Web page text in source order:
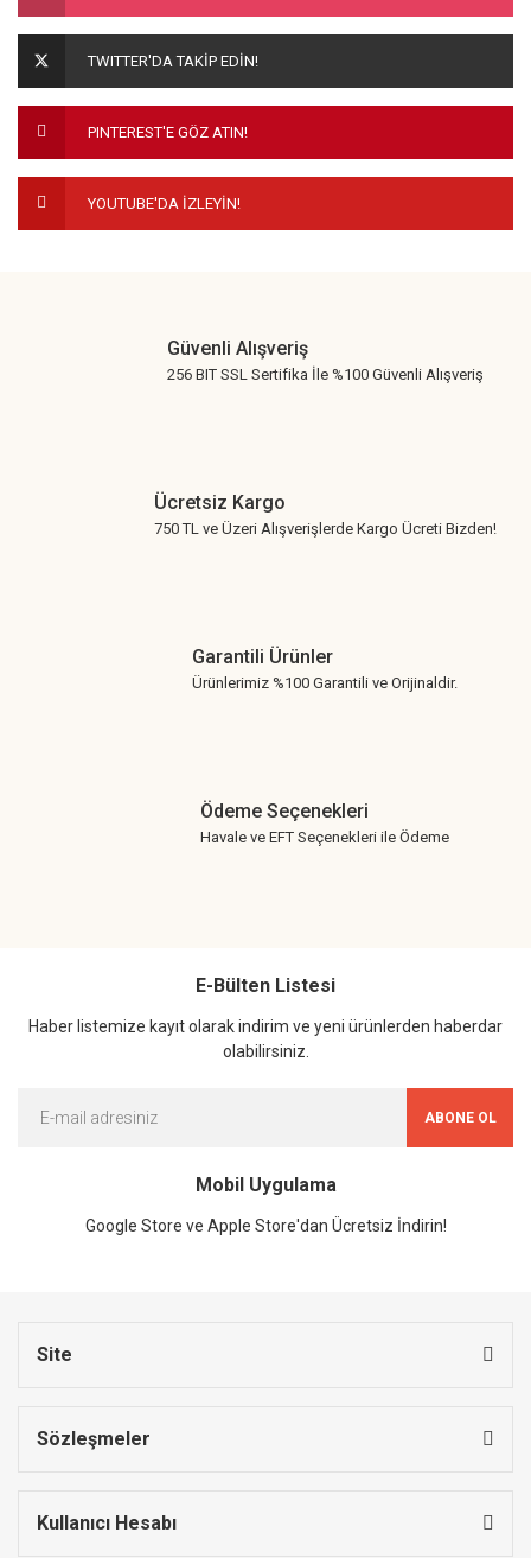
TWITTER'DA TAKİP EDİN!
PINTEREST'E GÖZ ATIN!
YOUTUBE'DA İZLEYİN!
Güvenli Alışveriş
256 BIT SSL Sertifika İle %100 Güvenli Alışveriş
Ücretsiz Kargo
750 TL ve Üzeri Alışverişlerde Kargo Ücreti Bizden!
Garantili Ürünler
Ürünlerimiz %100 Garantili ve Orijinaldir.
Ödeme Seçenekleri
Havale ve EFT Seçenekleri ile Ödeme
E-Bülten Listesi
Haber listemize kayıt olarak indirim ve yeni ürünlerden haberdar
olabilirsiniz.
ABONE OL
Mobil Uygulama
Google Store ve Apple Store'dan Ücretsiz İndirin!
Site
Sözleşmeler
Kullanıcı Hesabı